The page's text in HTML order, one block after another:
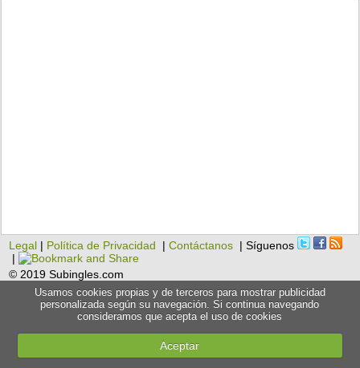
Legal | Política de Privacidad |Contáctanos | Síguenos
|
© 2019 Subingles.com
Usamos cookies propias y de terceros para mostrar publicidad
personalizada según su navegación. Si continua navegando
consideramos que acepta el uso de cookies
Aceptar